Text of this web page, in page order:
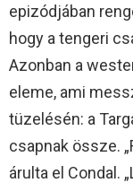
epizódjában
hogy a tengeri
Azonban a
eleme, ami
tüzelésén: a
csapnak össze.
árulta el Condal.